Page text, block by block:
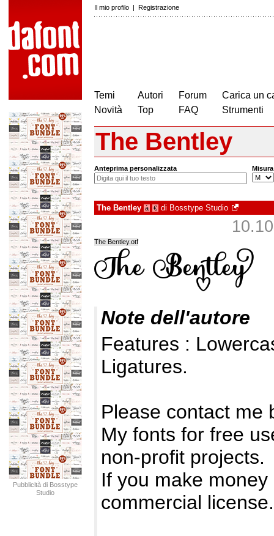
Il mio profilo | Registrazione
Temi
Novità
Autori
Top
Forum
FAQ
Carica un
Strumenti
Pubblicità di Bosstype
Studio
The Bentley
Anteprima personalizzata Misura
The Bentley à € di Bosstype Studio
The Bentley.otf
Note dell'autore
Features :
Ligatures.
Please contact me
My fonts for free
non-profit projects.
If you make
commercial license.